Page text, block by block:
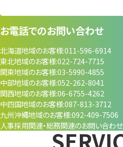
お電話でのお問い合わせ
北海道地域のお客様011-596-6914
東北地域のお客様022-724-7715
関東地域のお客様03-5990-4855
中部地域のお客様052-262-8041
関西地域のお客様06-6755-4262
中四国地域のお客様087-813-3712
九州沖縄地域のお客様092-409-7506
人事採用関連・総務関連のお問い合わせ